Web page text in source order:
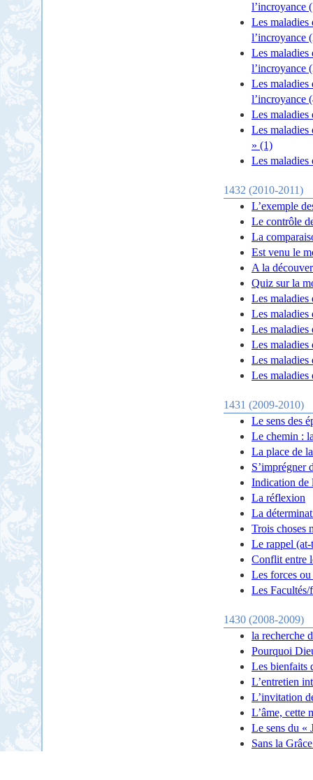
l’incroyance
Les maladies
l’incroyance
Les maladies
l’incroyance
Les maladies
l’incroyance
Les maladies
Les maladies
» (1)
Les
1432 (2010-2011)
L’exemple
Le contrôle
La
Est venu le
A la
Quiz sur la
Les
Les
Les
Les
Les
Les
1431 (2009-2010)
Le sens des
Le chemin :
La place de
S’imprégner
Indication de
La réflexion
La
Trois choses
Le rappel
Conflit entre
Les forces
Les Facultés/
1430 (2008-2009)
la recherche
Pourquoi
Les bienfaits
L’entretien
L’invitation
L’âme, cette
Le sens du «
Sans la